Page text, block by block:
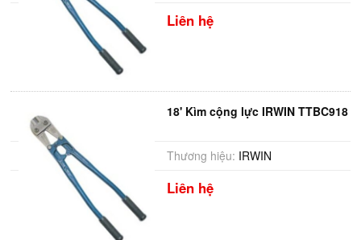
Liên hệ
18' Kìm cộng lực IRWIN TTBC918
Thương hiệu: IRWIN
Liên hệ